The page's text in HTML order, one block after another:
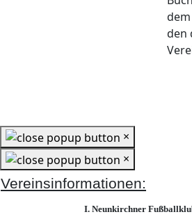
den
×
×
Vereinsinformationen:
I. Neunkirchner